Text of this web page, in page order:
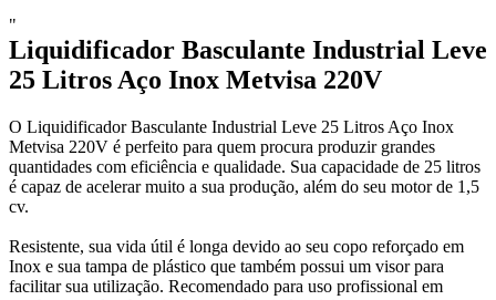
"
Liquidificador Basculante Industrial Leve
25 Litros Aço Inox Metvisa 220V
O Liquidificador Basculante Industrial Leve 25 Litros Aço Inox
Metvisa 220V é perfeito para quem procura produzir grandes
quantidades com eficiência e qualidade. Sua capacidade de 25 litros
é capaz de acelerar muito a sua produção, além do seu motor de 1,5
cv.
Resistente, sua vida útil é longa devido ao seu copo reforçado em
Inox e sua tampa de plástico que também possui um visor para
facilitar sua utilização. Recomendado para uso profissional em